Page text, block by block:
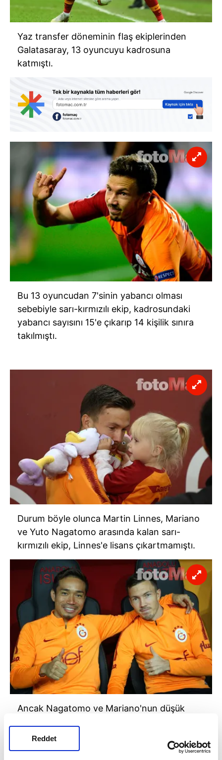
Reddet
Yaz transfer döneminin flaş ekiplerinden
Galatasaray, 13 oyuncuyu kadrosuna
katmıştı.
Bu 13 oyuncudan 7'sinin yabancı olması
sebebiyle sarı-kırmızılı ekip, kadrosundaki
yabancı sayısını 15'e çıkarıp 14 kişilik sınıra
takılmıştı.
Durum böyle olunca Martin Linnes, Mariano
ve Yuto Nagatomo arasında kalan sarı-
kırmızılı ekip, Linnes'e lisans çıkartmamıştı.
Ancak Nagatomo ve Mariano'nun düşük
istekli ve hırslı görüntüsü,
bir pişmanlık yarattı.